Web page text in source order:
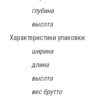
глубина
высота
Характеристики упаковки:
ширина
длина
высота
вес брутто